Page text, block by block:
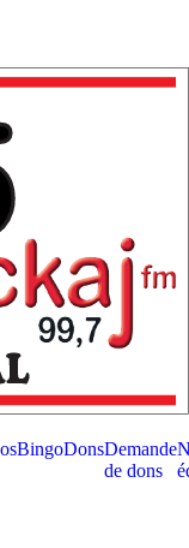
BingoDonsDemande
de dons